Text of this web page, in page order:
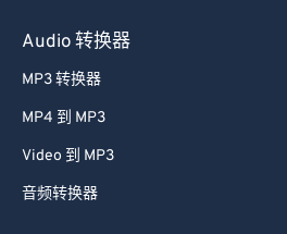
Audio 转换器
MP3 转换器
MP4 到 MP3
Video 到 MP3
音频转换器